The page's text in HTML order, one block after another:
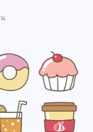
น